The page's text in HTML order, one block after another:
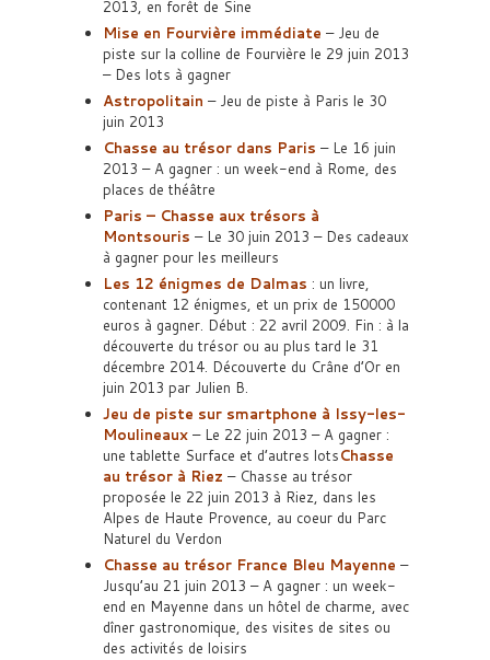
2013, en forêt de Sine
Mise en Fourvière immédiate – Jeu de
piste sur la colline de Fourvière le 29 juin 2013
– Des lots à gagner
Astropolitain – Jeu de piste à Paris le 30
juin 2013
Chasse au trésor dans Paris – Le 16 juin
2013 – A gagner : un week-end à Rome, des
places de théâtre
Paris – Chasse aux trésors à
Montsouris – Le 30 juin 2013 – Des cadeaux
à gagner pour les meilleurs
Les 12 énigmes de Dalmas : un livre,
contenant 12 énigmes, et un prix de 150000
euros à gagner. Début : 22 avril 2009. Fin : à la
découverte du trésor ou au plus tard le 31
décembre 2014. Découverte du Crâne d’Or en
juin 2013 par Julien B.
Jeu de piste sur smartphone à Issy-les-
Moulineaux – Le 22 juin 2013 – A gagner :
une tablette Surface et d’autres lotsChasse
au trésor à Riez – Chasse au trésor
proposée le 22 juin 2013 à Riez, dans les
Alpes de Haute Provence, au coeur du Parc
Naturel du Verdon
Chasse au trésor France Bleu Mayenne –
Jusqu’au 21 juin 2013 – A gagner : un week-
end en Mayenne dans un hôtel de charme, avec
dîner gastronomique, des visites de sites ou
des activités de loisirs